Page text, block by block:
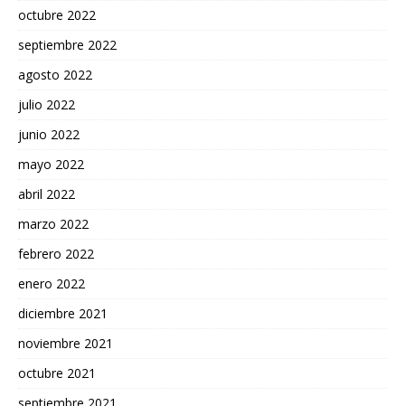
octubre 2022
septiembre 2022
agosto 2022
julio 2022
junio 2022
mayo 2022
abril 2022
marzo 2022
febrero 2022
enero 2022
diciembre 2021
noviembre 2021
octubre 2021
septiembre 2021